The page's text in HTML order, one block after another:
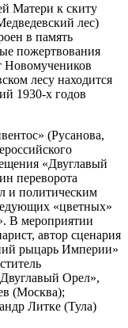
Матери к скиту
лес)
в память
пожертвования
Новомучеников
лесу находится
1930-х годов
(Русанова,
«Двуглавый
переворота
и политическим
«цветных»
В мероприятии
автор сценария
рыцарь Империи»
Орел»,
(Москва);
Литке (Тула)